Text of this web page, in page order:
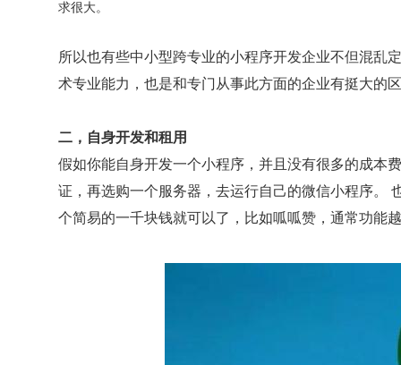
求很大。
所以也有些中小型跨专业的小程序开发企业不但混乱
术专业能力，也是和专门从事此方面的企业有挺
二，自身开发和租用
假如你能自身开发一个小程序，并且没有很多的成本
证，再选购一个服务器，去运行自己的微信小程序。
个简易的一千块钱就可以了，比如呱呱赞，通常功能